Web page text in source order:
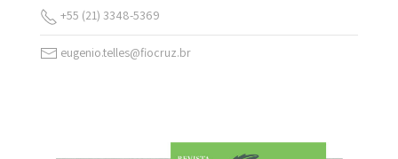
+55 (21) 3348-5369
eugenio.telles@fiocruz.br